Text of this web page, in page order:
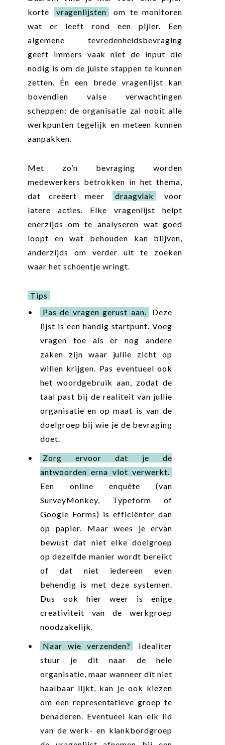
korte
vragenlijsten
om te monitoren
wat er leeft rond een pijler. Een
algemene tevredenheidsbevraging
geeft immers vaak niet de input die
nodig is om de juiste stappen te kunnen
zetten. Én een brede vragenlijst kan
bovendien valse verwachtingen
scheppen: de organisatie zal nooit alle
werkpunten tegelijk en meteen kunnen
aanpakken.
Met zo’n bevraging worden
medewerkers betrokken in het thema,
dat creëert meer
draagvlak
voor
latere acties. Elke vragenlijst helpt
enerzijds om te analyseren wat goed
loopt en wat behouden kan blijven,
anderzijds om verder uit te zoeken
waar het schoentje wringt.
Tips
Pas de vragen gerust aan.
Deze
lijst is een handig startpunt. Voeg
vragen toe als er nog andere
zaken zijn waar jullie zicht op
willen krijgen. Pas eventueel ook
het woordgebruik aan, zodat de
taal past bij de realiteit van jullie
organisatie en op maat is van de
doelgroep bij wie je de bevraging
doet.
Zorg ervoor dat je de
antwoorden erna vlot verwerkt.
Een online enquête (van
SurveyMonkey, Typeform of
Google Forms) is efficiënter dan
op papier. Maar wees je ervan
bewust dat niet elke doelgroep
op dezelfde manier wordt bereikt
of dat niet iedereen even
behendig is met deze systemen.
Dus ook hier weer is enige
creativiteit van de werkgroep
noodzakelijk.
Naar wie verzenden?
Idealiter
stuur je dit naar de hele
organisatie, maar wanneer dit niet
haalbaar lijkt, kan je ook kiezen
om een representatieve groep te
benaderen. Eventueel kan elk lid
van de werk- en klankbordgroep